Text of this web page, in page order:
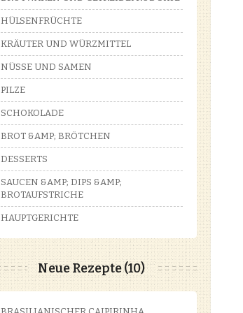
HÜLSENFRÜCHTE
KRÄUTER UND WÜRZMITTEL
NÜSSE UND SAMEN
PILZE
SCHOKOLADE
BROT &AMP; BRÖTCHEN
DESSERTS
SAUCEN &AMP; DIPS &AMP;
BROTAUFSTRICHE
HAUPTGERICHTE
Neue Rezepte (10)